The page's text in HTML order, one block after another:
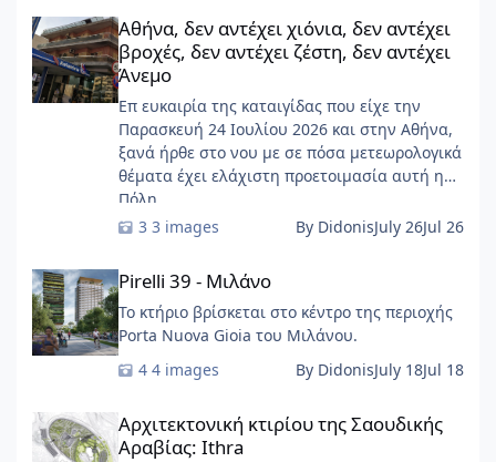
Αθήνα, δεν αντέχει χιόνια, δεν αντέχει βροχές, δεν αντέχει
Αθήνα, δεν αντέχει χιόνια, δεν αντέχει
βροχές, δεν αντέχει ζέστη, δεν αντέχει
Άνεμο
Επ ευκαιρία της καταιγίδας που είχε την
Παρασκευή 24 Ιουλίου 2026 και στην Αθήνα,
ξανά ήρθε στο νου με σε πόσα μετεωρολογικά
θέματα έχει ελάχιστη προετοιμασία αυτή η
Πόλη ......
3 images
By DidonisJuly 26Jul 26
Pirelli 39 - Μιλάνο
Pirelli 39 - Μιλάνο
Το κτήριο βρίσκεται στο κέντρο της περιοχής
Porta Nuova Gioia του Μιλάνου.
4 images
By DidonisJuly 18Jul 18
Αρχιτεκτονική κτιρίου της Σαουδικής Αραβίας: Ithra
Αρχιτεκτονική κτιρίου της Σαουδικής
Αραβίας: Ithra